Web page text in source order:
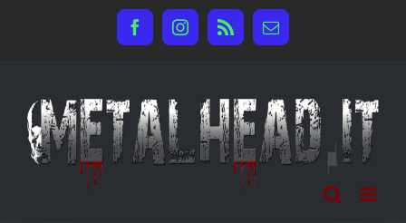
FacebookInstagram
Rss Email